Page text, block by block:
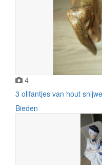
4
3 olifantjes van hout
Bieden